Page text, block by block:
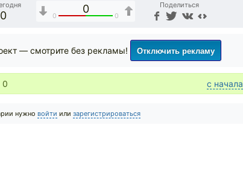
0
0
0 0
Поделиться
— смотрите без рекламы! Отключить рекламу
0 с начала
нужно войти или зарегистрироваться